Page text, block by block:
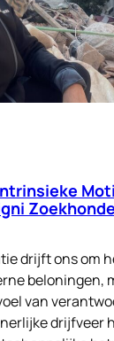
drijft ons om
beloningen,
van
drijfveer